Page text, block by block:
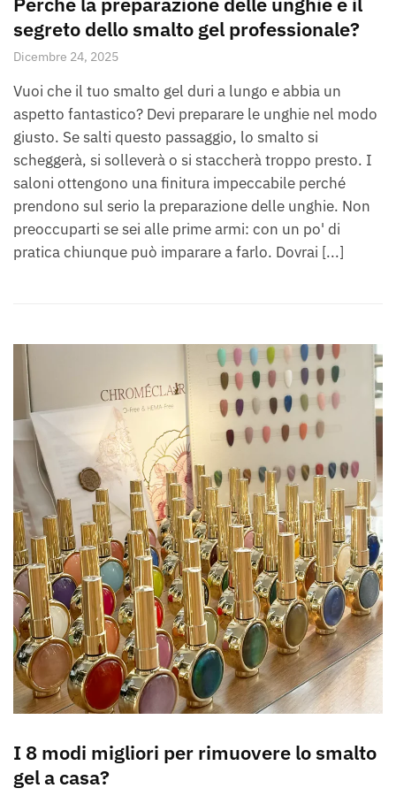
segreto dello smalto gel professionale?
Dicembre 24, 2025
Vuoi che il tuo smalto gel duri a lungo e abbia un
aspetto fantastico? Devi preparare le unghie nel modo
giusto. Se salti questo passaggio, lo smalto si
scheggerà, si solleverà o si staccherà troppo presto. I
saloni ottengono una finitura impeccabile perché
prendono sul serio la preparazione delle unghie. Non
preoccuparti se sei alle prime armi: con un po' di
pratica chiunque può imparare a farlo. Dovrai [...]
I 8 modi migliori per rimuovere lo smalto
gel a casa?